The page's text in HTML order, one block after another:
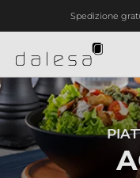
principaleSpedizione